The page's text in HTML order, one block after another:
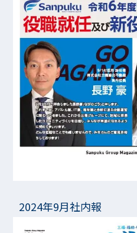
2024年9月社内報